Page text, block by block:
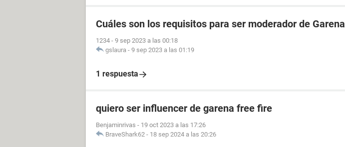
Cuáles son los requisitos para ser moderador de Garena
1234 - 9 sep 2023 a las 00:18
gslaura - 9 sep 2023 a las 01:19
1 respuesta
quiero ser influencer de garena free fire
Benjaminrivas - 19 oct 2023 a las 17:26
BraveShark62 - 18 sep 2024 a las 20:26